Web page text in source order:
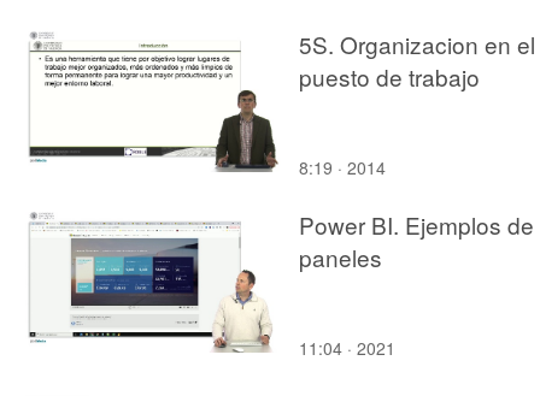
5S. Organizacion en el
puesto de trabajo
8:19 · 2014
Power BI. Ejemplos de
paneles
11:04 · 2021